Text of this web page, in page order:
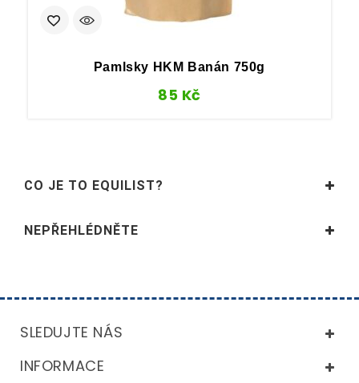
Pamlsky HKM Banán 750g
85 Kč
CO JE TO EQUILIST?
NEPŘEHLÉDNĚTE
SLEDUJTE NÁS
INFORMACE